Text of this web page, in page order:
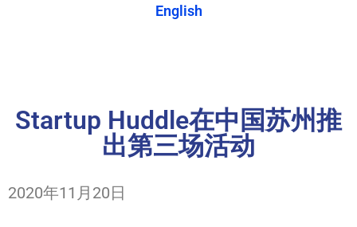
English
Startup Huddle在中国苏州推
出第三场活动
2020年11月20日